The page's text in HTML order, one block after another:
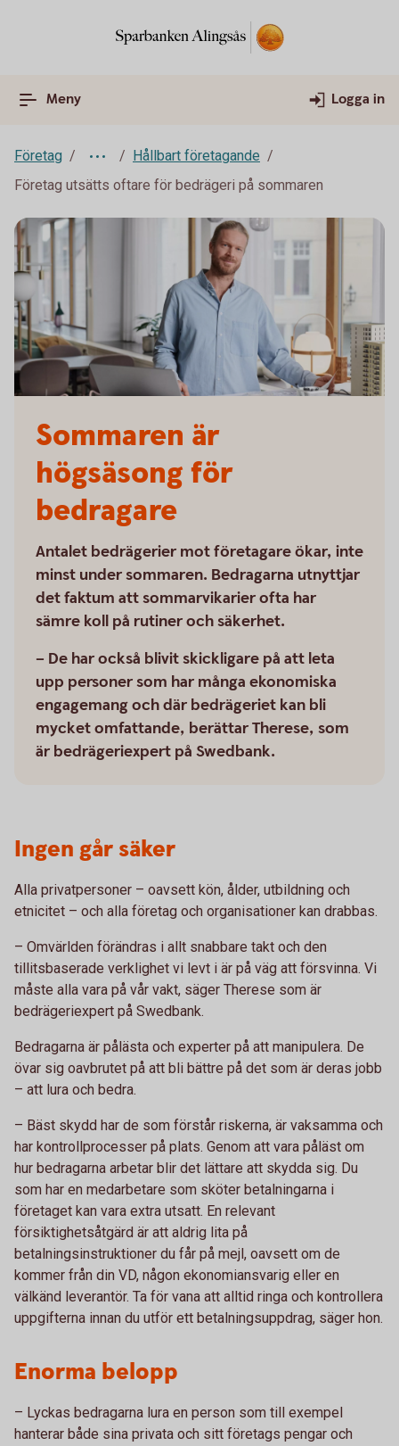
Meny Logga in
Företag
Hållbart företagande
Företag utsätts oftare för bedrägeri på sommaren
Sommaren är
högsäsong för
bedragare
Antalet bedrägerier mot företagare ökar, inte
minst under sommaren. Bedragarna utnyttjar
det faktum att sommarvikarier ofta har
sämre koll på rutiner och säkerhet.
– De har också blivit skickligare på att leta
upp personer som har många ekonomiska
engagemang och där bedrägeriet kan bli
mycket omfattande, berättar Therese, som
är bedrägeriexpert på Swedbank.
Ingen går säker
Alla privatpersoner – oavsett kön, ålder, utbildning och
etnicitet – och alla företag och organisationer kan drabbas.
– Omvärlden förändras i allt snabbare takt och den
tillitsbaserade verklighet vi levt i är på väg att försvinna. Vi
måste alla vara på vår vakt, säger Therese som är
bedrägeriexpert på Swedbank.
Bedragarna är pålästa och experter på att manipulera. De
övar sig oavbrutet på att bli bättre på det som är deras jobb
– att lura och bedra.
– Bäst skydd har de som förstår riskerna, är vaksamma och
har kontrollprocesser på plats. Genom att vara påläst om
hur bedragarna arbetar blir det lättare att skydda sig. Du
som har en medarbetare som sköter betalningarna i
företaget kan vara extra utsatt. En relevant
försiktighetsåtgärd är att aldrig lita på
betalningsinstruktioner du får på mejl, oavsett om de
kommer från din VD, någon ekonomiansvarig eller en
välkänd leverantör. Ta för vana att alltid ringa och kontrollera
uppgifterna innan du utför ett betalningsuppdrag, säger hon.
Enorma belopp
– Lyckas bedragarna lura en person som till exempel
hanterar både sina privata och sitt företags pengar och